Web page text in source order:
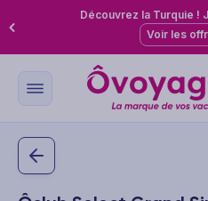
Découvrez la Turquie !
Voir les